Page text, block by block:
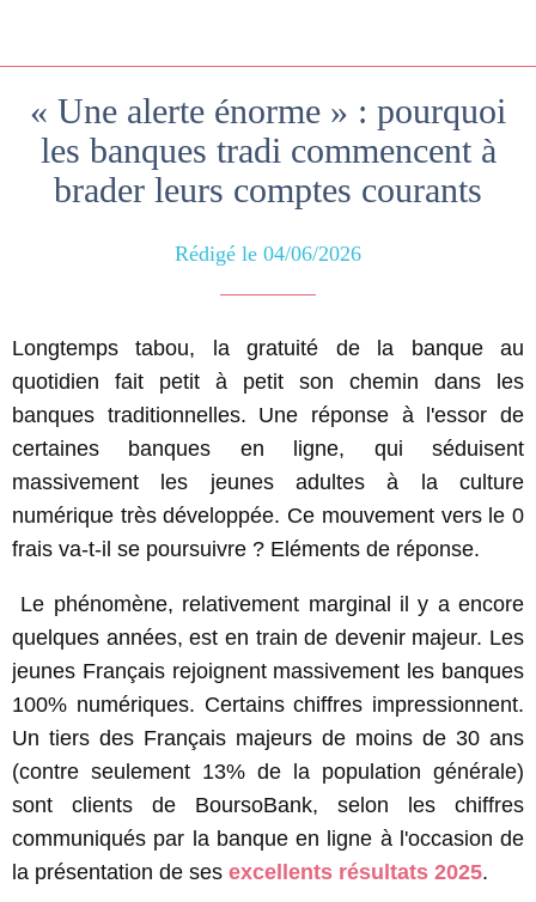
« Une alerte énorme » : pourquoi
les banques tradi commencent à
brader leurs comptes courants
Rédigé le 04/06/2026
Longtemps tabou, la gratuité de la banque au
quotidien fait petit à petit son chemin dans les
banques traditionnelles. Une réponse à l'essor de
certaines banques en ligne, qui séduisent
massivement les jeunes adultes à la culture
numérique très développée. Ce mouvement vers le 0
frais va-t-il se poursuivre ? Eléments de réponse.
Le phénomène, relativement marginal il y a encore
quelques années, est en train de devenir majeur. Les
jeunes Français rejoignent massivement les banques
100% numériques. Certains chiffres impressionnent.
Un tiers des Français majeurs de moins de 30 ans
(contre seulement 13% de la population générale)
sont clients de BoursoBank, selon les chiffres
communiqués par la banque en ligne à l'occasion de
la présentation de ses excellents résultats 2025.